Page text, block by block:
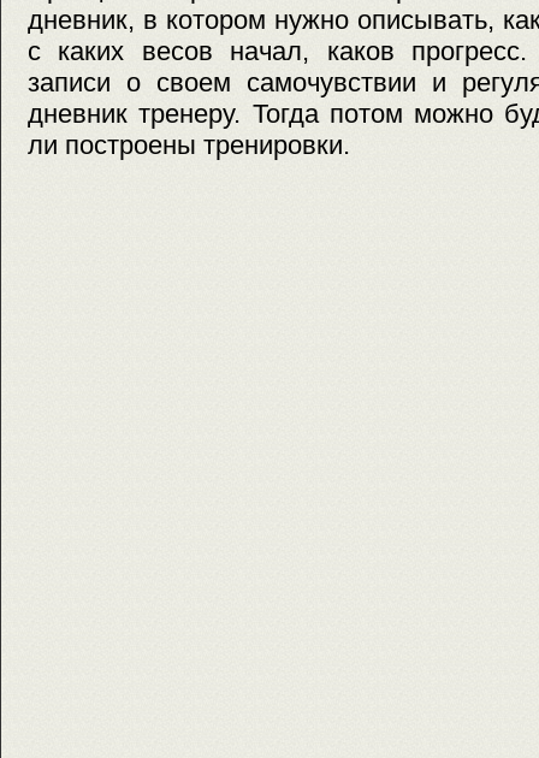
дневник, в котором нужно описывать,
с каких весов начал, каков
записи о своем самочувствии и
дневник тренеру. Тогда потом можно
ли построены тренировки.